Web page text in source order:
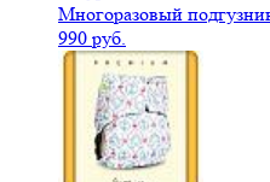
Многоразовый
990 руб.